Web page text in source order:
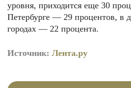
уровня, приходится еще 30
Петербурге — 29 процентов, в
городах — 22 процента.
Источник: Лента.ру